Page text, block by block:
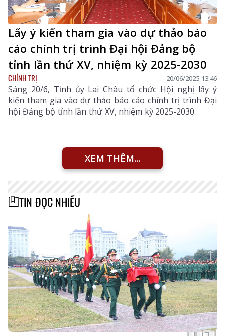
Lấy ý kiến tham gia vào dự thảo báo
cáo chính trị trình Đại hội Đảng bộ
tỉnh lần thứ XV, nhiệm kỳ 2025-2030
CHÍNH TRỊ 20/06/2025 13:46
Sáng 20/6, Tỉnh ủy Lai Châu tổ chức Hội nghị lấy ý
kiến tham gia vào dự thảo báo cáo chính trị trình Đại
hội Đảng bộ tỉnh lần thứ XV, nhiệm kỳ 2025-2030.
XEM THÊM...
TIN ĐỌC NHIỀU